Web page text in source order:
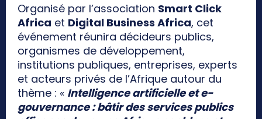
Organisé par l’association Smart Click
Africa et Digital Business Africa, cet
événement réunira décideurs publics,
organismes de développement,
institutions publiques, entreprises, experts
et acteurs privés de l’Afrique autour du
thème : « Intelligence artificielle et e-
gouvernance : bâtir des services publics